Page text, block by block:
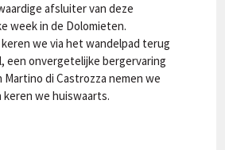
afsluiter van deze
week in de Dolomieten.
we via het wandelpad terug
een onvergetelijke bergervaring
Martino di Castrozza nemen we
keren we huiswaarts.